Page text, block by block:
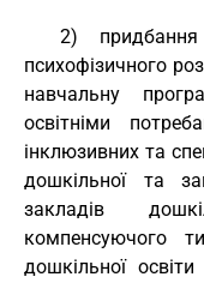
2) придбання
психофізичного
навчальну
освітніми
інклюзивних та
дошкільної та
закладів
компенсуючого
дошкільної